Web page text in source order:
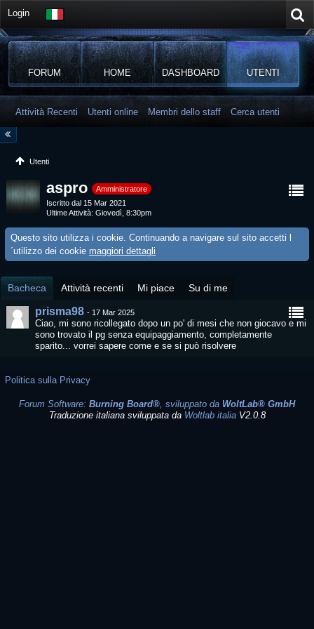
Login
FORUM HOME DASHBOARD UTENTI
Attività Recenti Utenti online Membri dello staff Cerca utenti
Utenti
aspro
Amministratore
Iscritto dal 15 Mar 2021
Ultime Attività Giovedì, 8:30pm
Questo sito utilizza i cookie. Continuando a navigare sul sito accetti l
´utilizzo dei cookie maggiori dettagli
Bacheca Attività recenti Mi piace Su di me
prisma98 - 17 Mar 2025
Ciao, mi sono ricollegato dopo un po' di mesi che non giocavo e mi
sono trovato il pg senza equipaggiamento, completamente
sparito... vorrei sapere come e se si può risolvere
Politica sulla Privacy
Forum Software: Burning Board®, sviluppato da WoltLab® GmbH
Traduzione italiana sviluppata da Woltlab italiaV2.0.8